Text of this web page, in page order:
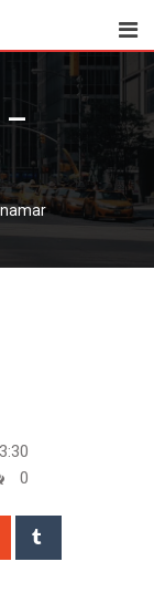
–
0
StumbleUpon